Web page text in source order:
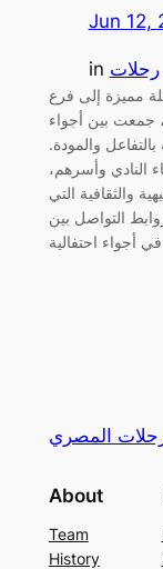
Jun 12,
in رحلات
مميزة إلى فرع
جمعت بين أجواء
والمودة.
وأسرهم،
والثقافية التي
التواصل بين
المصري
About
Team
History